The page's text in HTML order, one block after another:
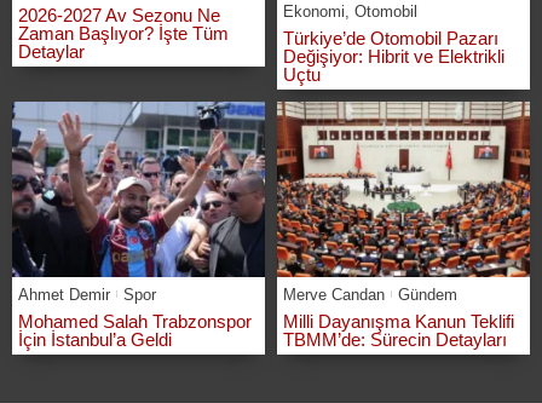
2026-2027 Av Sezonu Ne
Zaman Başlıyor? İşte Tüm
Detaylar
Ekonomi Otomobil
Türkiye’de Otomobil Pazarı
Değişiyor: Hibrit ve Elektrikli
Uçtu
Ahmet Demir Spor
Mohamed Salah Trabzonspor
İçin İstanbul’a Geldi
Merve Candan Gündem
Milli Dayanışma Kanun Teklifi
TBMM’de: Sürecin Detayları